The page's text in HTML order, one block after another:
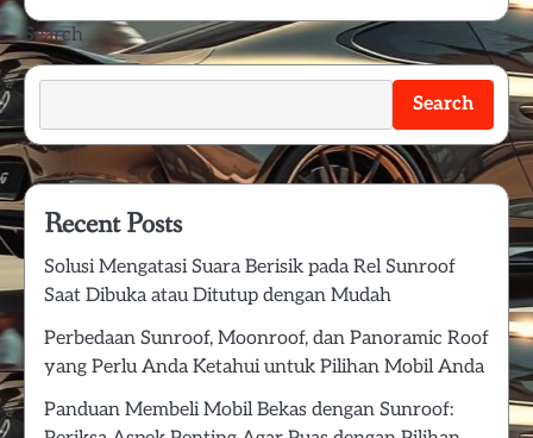
Search
Search
Recent Posts
Solusi Mengatasi Suara Berisik pada Rel Sunroof
Saat Dibuka atau Ditutup dengan Mudah
Perbedaan Sunroof, Moonroof, dan Panoramic Roof
yang Perlu Anda Ketahui untuk Pilihan Mobil Anda
Panduan Membeli Mobil Bekas dengan Sunroof: